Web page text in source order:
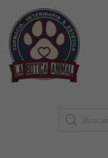
Saltar
al
contenido